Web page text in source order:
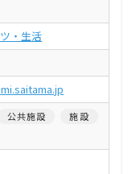
・生活
公共施設
施設